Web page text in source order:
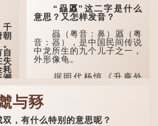
自
失
耗
潮
。
尽
“赑屭”这二字是什么
意思？又怎样发音？
赑（粤音：鼻）屭（粤
音：器），是中国民间传说
中龙所生的九个儿子之一，
外形像龟。
据明代杨慎《升庵外
排列为：赑屭、螭吻、蒲
牢、狴犴、饕餮、蚣蝮、睚
眦、狻猊、椒图（此为其中
一种说法）。
与豩
，有什么特别的意思呢？